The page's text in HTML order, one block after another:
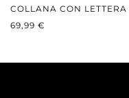
COLLANA CON
PREZZO
69,99 €